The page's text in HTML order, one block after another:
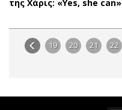
της Χάρις: «Yes, she can»
19 20 21 22